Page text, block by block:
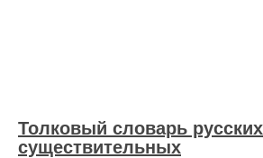
Толковый словарь русских
существительных